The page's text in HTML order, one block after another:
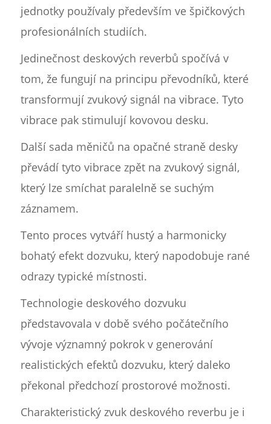
jednotky používaly především ve špičkových
profesionálních studiích.
Jedinečnost deskových reverbů spočívá v
tom, že fungují na principu převodníků, které
transformují zvukový signál na vibrace. Tyto
vibrace pak stimulují kovovou desku.
Další sada měničů na opačné straně desky
převádí tyto vibrace zpět na zvukový signál,
který lze smíchat paralelně se suchým
záznamem.
Tento proces vytváří hustý a harmonicky
bohatý efekt dozvuku, který napodobuje rané
odrazy typické místnosti.
Technologie deskového dozvuku
představovala v době svého počátečního
vývoje významný pokrok v generování
realistických efektů dozvuku, který daleko
překonal předchozí prostorové možnosti.
Charakteristický zvuk deskového reverbu je i